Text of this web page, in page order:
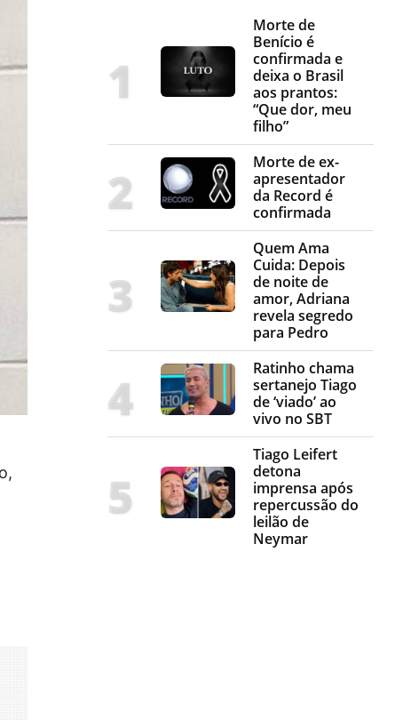
Morte de
Benício é
confirmada e
deixa o Brasil
aos prantos:
“Que dor, meu
filho”
Morte de ex-
apresentador
da Record é
confirmada
Quem Ama
Cuida: Depois
de noite de
amor, Adriana
revela segredo
para Pedro
Ratinho chama
sertanejo Tiago
de ‘viado’ ao
vivo no SBT
Tiago Leifert
detona
imprensa após
repercussão do
leilão de
Neymar